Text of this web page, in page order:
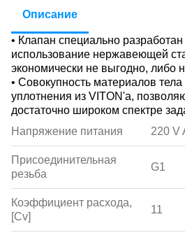
Описание
• Клапан специально
использование нержавеющей
экономически не выгодно, либо
• Совокупность материалов
уплотнения из VITON'а,
достаточно широком спектре
Напряжение питания
220 V
Присоединительная
резьба
G1
Коэффициент расхода,
[Сv]
11